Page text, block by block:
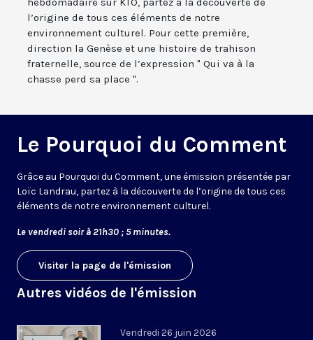
l’origine de tous ces éléments de notre
environnement culturel. Pour cette première,
direction la Genèse et une histoire de trahison
fraternelle, source de l’expression " Qui va à la
chasse perd sa place ".
Le Pourquoi du Comment
Grâce au Pourquoi du Comment, une émission présentée par
Loïc Landrau, partez à la découverte de l’origine de tous ces
éléments de notre environnement culturel.
Le vendredi soir à 21h30 ; 5 minutes.
Visiter la page de l'émission
Autres vidéos de l'émission
Vendredi 26 juin 2026